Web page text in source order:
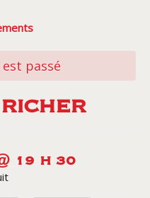
passé
19 H 30